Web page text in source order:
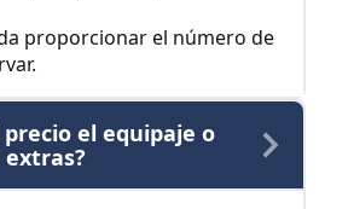
proporcionar el número de
el equipaje o
extras?